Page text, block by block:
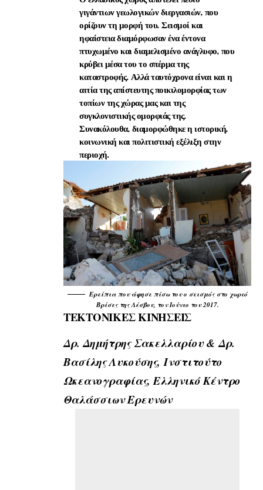
γιγάντιων γεωλογικών διεργασιών, που
ορίζουν τη μορφή του. Σεισμοί και
ηφαίστεια διαμόρφωσαν ένα έντονα
πτυχωμένο και διαμελισμένο ανάγλυφο, που
κρύβει μέσα του το σπέρμα της
καταστροφής. Αλλά ταυτόχρονα είναι και η
αιτία της απίστευτης ποικιλομορφίας των
τοπίων της χώρας μας και της
συγκλονιστικής ομορφιάς της.
Συνακόλουθα, διαμορφώθηκε η ιστορική,
κοινωνική και πολιτιστική εξέλιξη στην
περιοχή.
Ερείπια που άφησε πίσω του ο σεισμός στο χωριό
Βρίσες της Λέσβου, τον Ιούνιο του 2017.
ΤΕΚΤΟΝΙΚΕΣ ΚΙΝΗΣΕΙΣ
Δρ. Δημήτρης Σακελλαρίου & Δρ.
Βασίλης Λυκούσης,Ινστιτούτο
Ωκεανογραφίας, Ελληνικό Κέντρο
Θαλάσσιων Ερευνών